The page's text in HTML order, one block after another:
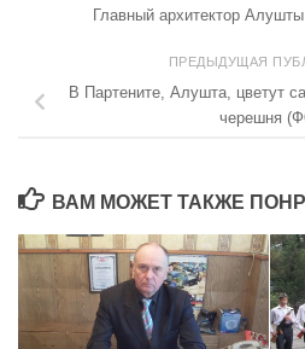
Главный архитектор
ПРЕДЫДУЩАЯ
В Партените, Алушта, цветут
черешня
ВАМ МОЖЕТ ТАКЖЕ